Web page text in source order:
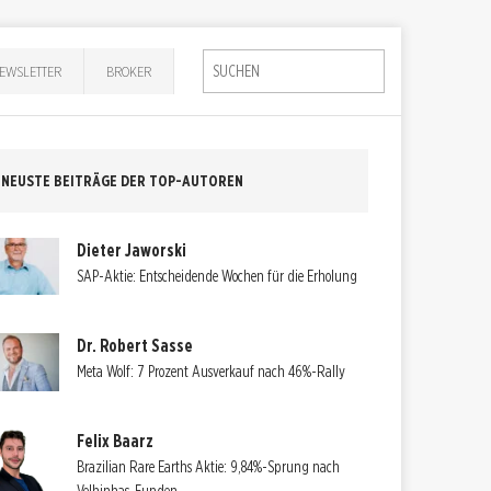
BROKER
NEUSTE BEITRÄGE DER TOP-AUTOREN
Dieter Jaworski
SAP-Aktie: Entscheidende Wochen für die Erholung
Dr. Robert Sasse
Meta Wolf: 7 Prozent Ausverkauf nach 46%-Rally
Felix Baarz
Brazilian Rare Earths Aktie: 9,84%-Sprung nach